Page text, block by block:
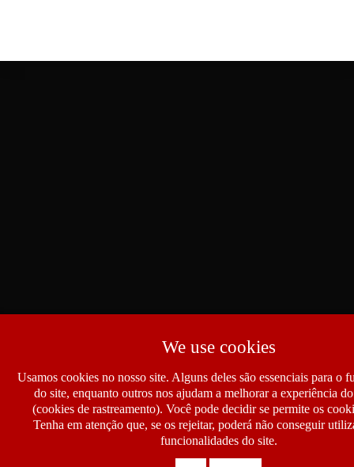
We use cookies
Usamos cookies no nosso site. Alguns deles são essenciais para o
do site, enquanto outros nos ajudam a melhorar a experiência
(cookies de rastreamento). Você pode decidir se permite os
Tenha em atenção que, se os rejeitar, poderá não conseguir
funcionalidades do site.